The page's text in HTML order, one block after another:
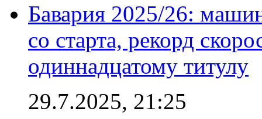
Бавария 2025/26:
со старта, рекорд
одиннадцатому титулу
29.7.2025, 21:25